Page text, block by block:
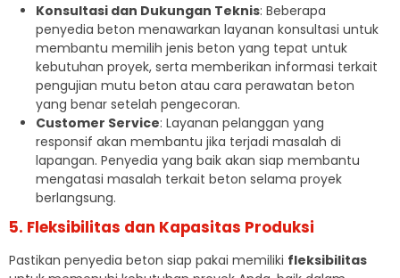
Konsultasi dan Dukungan Teknis: Beberapa
penyedia beton menawarkan layanan konsultasi untuk
membantu memilih jenis beton yang tepat untuk
kebutuhan proyek, serta memberikan informasi terkait
pengujian mutu beton atau cara perawatan beton
yang benar setelah pengecoran.
Customer Service: Layanan pelanggan yang
responsif akan membantu jika terjadi masalah di
lapangan. Penyedia yang baik akan siap membantu
mengatasi masalah terkait beton selama proyek
berlangsung.
5. Fleksibilitas dan Kapasitas Produksi
Pastikan penyedia beton siap pakai memiliki fleksibilitas